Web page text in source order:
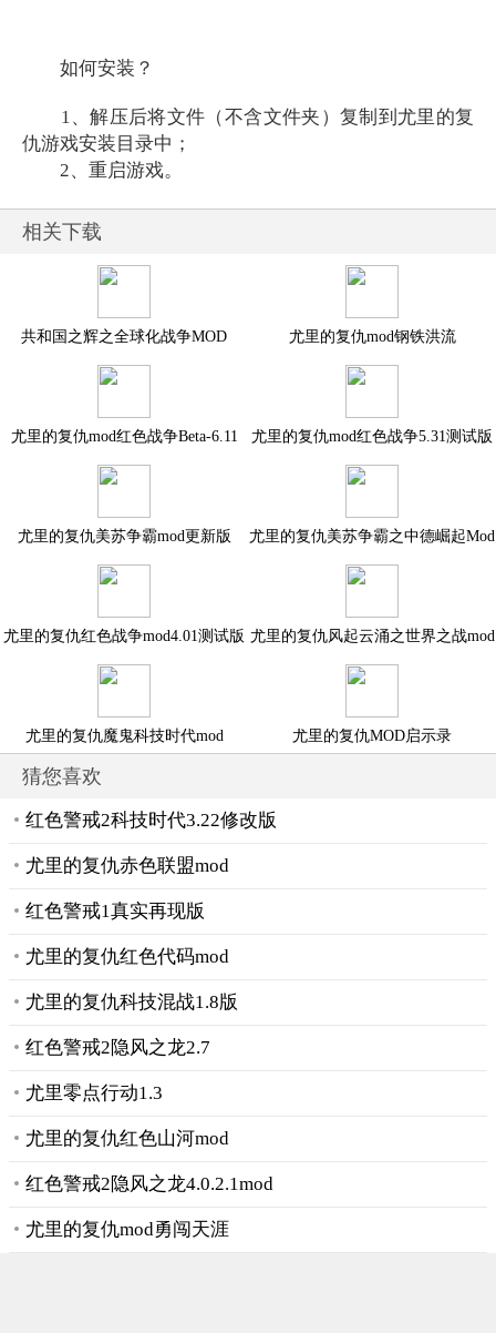
如何安装？
1、解压后将文件（不含文件夹）复制到尤里的复
仇游戏安装目录中；
2、重启游戏。
相关下载
共和国之辉之全球化战争MOD 尤里的复仇mod钢铁洪流
尤里的复仇mod红色战争Beta-6.11 尤里的复仇mod红色战争5.31测试版
尤里的复仇美苏争霸mod更新版 尤里的复仇美苏争霸之中德崛起Mod
尤里的复仇红色战争mod4.01测试版 尤里的复仇风起云涌之世界之战mod
尤里的复仇魔鬼科技时代mod 尤里的复仇MOD启示录
猜您喜欢
红色警戒2科技时代3.22修改版
尤里的复仇赤色联盟mod
红色警戒1真实再现版
尤里的复仇红色代码mod
尤里的复仇科技混战1.8版
红色警戒2隐风之龙2.7
尤里零点行动1.3
尤里的复仇红色山河mod
红色警戒2隐风之龙4.0.2.1mod
尤里的复仇mod勇闯天涯